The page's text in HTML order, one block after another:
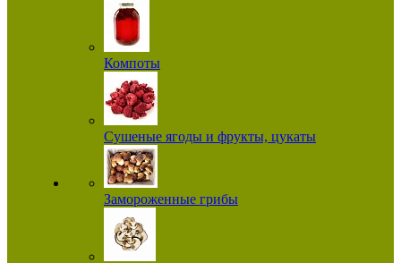
Компоты
Сушеные ягоды и фрукты, цукаты
Замороженные грибы